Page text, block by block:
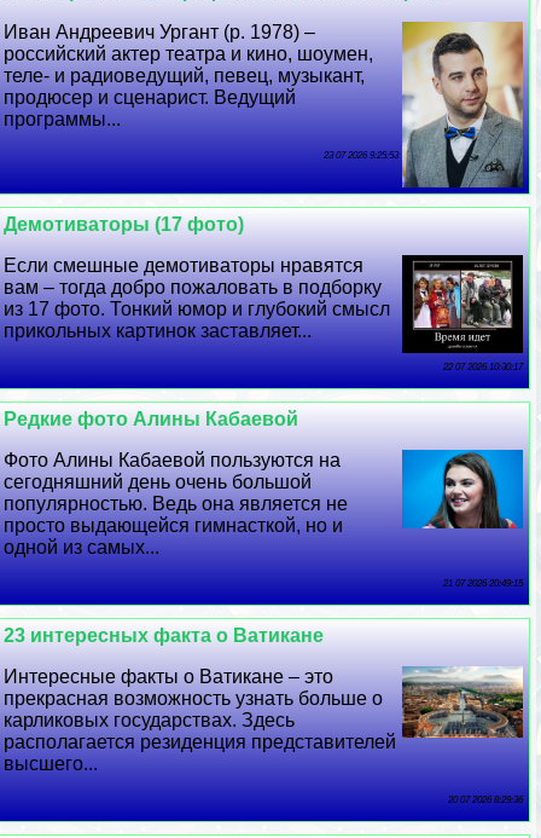
Иван Андреевич Ургант (р. 1978) –
российский актер театра и кино, шоумен,
теле- и радиоведущий, певец, музыкант,
продюсер и сценарист. Ведущий
программы...
23 07 2026 9:25:53
Демотиваторы (17 фото)
Если смешные демотиваторы нравятся
вам – тогда добро пожаловать в подборку
из 17 фото. Тонкий юмор и глубокий смысл
прикольных картинок заставляет...
22 07 2026 10:30:17
Редкие фото Алины Кабаевой
Фото Алины Кабаевой пользуются на
сегодняшний день очень большой
популярностью. Ведь она является не
просто выдающейся гимнасткой, но и
одной из самых...
21 07 2026 20:49:15
23 интересных факта о Ватикане
Интересные факты о Ватикане – это
прекрасная возможность узнать больше о
карликовых государствах. Здесь
располагается резиденция представителей
высшего...
20 07 2026 8:29:36